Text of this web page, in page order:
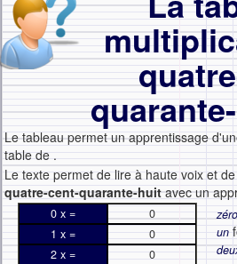
Le tableau permet un apprentissage
table de .
Le texte permet de lire à haute voix et
quatre-cent-quarante-huitavec un
0 x =
0
1 x =
0
2 x =
0
zéro
un